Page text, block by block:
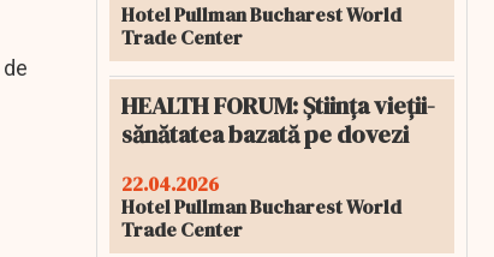
Hotel Pullman Bucharest World
Trade Center
HEALTH FORUM: Știința vieții-
sănătatea bazată pe dovezi
22.04.2026
Hotel Pullman Bucharest World
Trade Center